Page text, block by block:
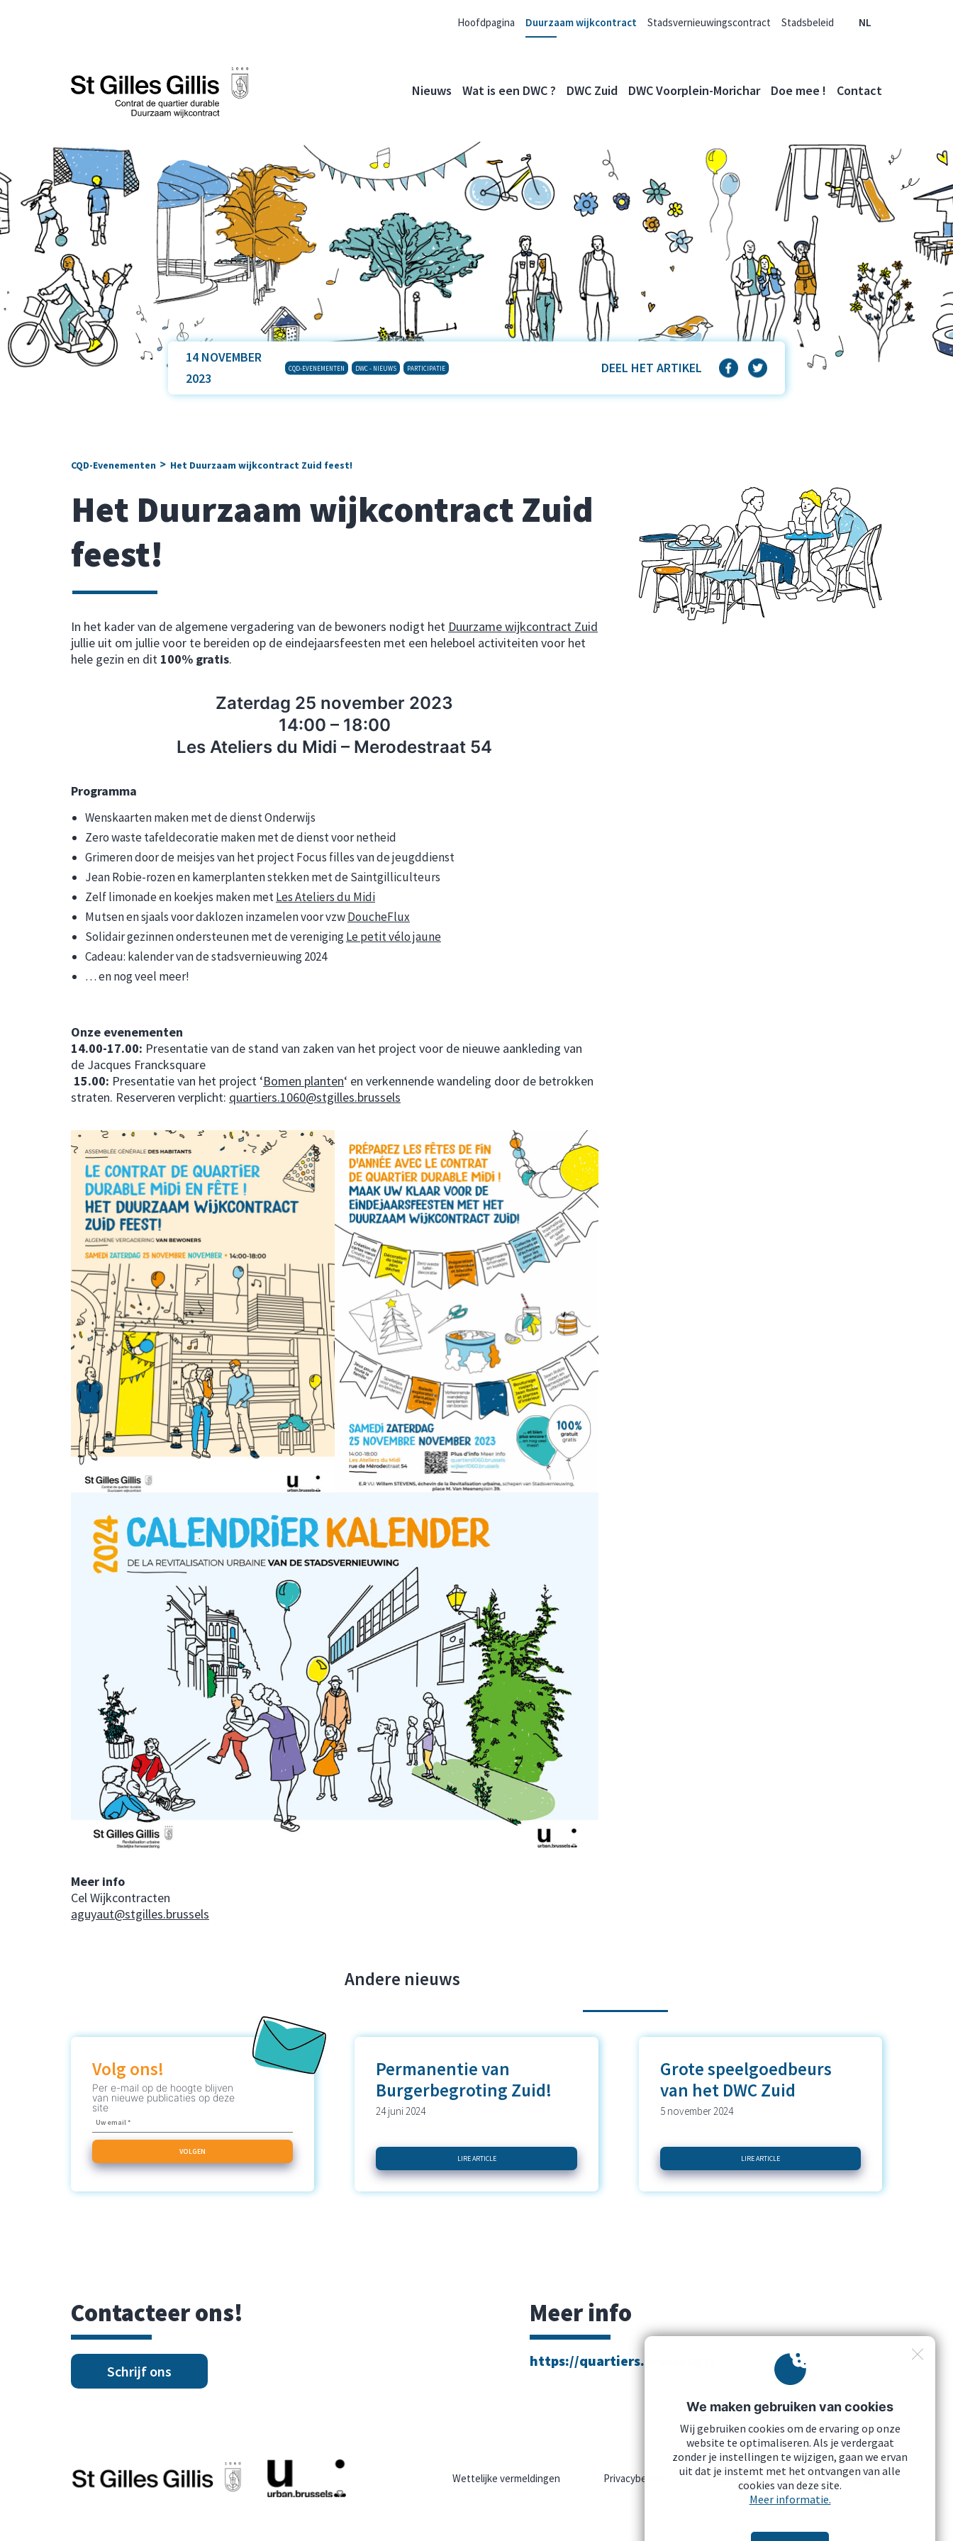
Hoofdpagina Duurzaam wijkcontract Stadsvernieuwingscontract Stadsbeleid NL
Nieuws Wat is een DWC ? DWC Zuid DWC Voorplein-Morichar Doe mee ! Contact
14 NOVEMBER
2023
CQD-EVENEMENTEN DWC - NIEUWS PARTICIPATIE DEEL HET ARTIKEL
CQD-Evenementen > Het Duurzaam wijkcontract Zuid feest!
Het Duurzaam wijkcontract Zuid
feest!
In het kader van de algemene vergadering van de bewoners nodigt het Duurzame wijkcontract Zuid
jullie uit om jullie voor te bereiden op de eindejaarsfeesten met een heleboel activiteiten voor het
hele gezin en dit 100% gratis.
Zaterdag 25 november 2023
14:00 – 18:00
Les Ateliers du Midi – Merodestraat 54
Programma
Wenskaarten maken met de dienst Onderwijs
Zero waste tafeldecoratie maken met de dienst voor netheid
Grimeren door de meisjes van het project Focus filles van de jeugddienst
Jean Robie-rozen en kamerplanten stekken met de Saintgilliculteurs
Zelf limonade en koekjes maken metLes Ateliers du Midi
Mutsen en sjaals voor daklozen inzamelen voor vzwDoucheFlux
Solidair gezinnen ondersteunen met de verenigingLe petit vélo jaune
Cadeau: kalender van de stadsvernieuwing 2024
… en nog veel meer!
Onze evenementen
14.00-17.00: Presentatie van de stand van zaken van het project voor de nieuwe aankleding van
de Jacques Francksquare
15.00: Presentatie van het project ‘Bomen planten‘ en verkennende wandeling door de betrokken
straten. Reserveren verplicht: quartiers.1060@stgilles.brussels
Meer info
Cel Wijkcontracten
aguyaut@stgilles.brussels
Andere nieuws
Volg ons!
Per e-mail op de hoogte blijven
van nieuwe publicaties op deze
site
Permanentie van
Burgerbegroting Zuid!
24 juni 2024
LIRE ARTICLE
Grote speelgoedbeurs
van het DWC Zuid
5 november 2024
LIRE ARTICLE
Contacteer ons!
Schrijf ons
Meer info
https://quartiers.brussels/1/
Wettelijke vermeldingen Privacybeleid Cookies Download onze logo's
We maken gebruiken van cookies
Wij gebruiken cookies om de ervaring op onze
website te optimaliseren. Als je verdergaat
zonder je instellingen te wijzigen, gaan we ervan
uit dat je instemt met het ontvangen van alle
cookies van deze site.
Meer informatie.